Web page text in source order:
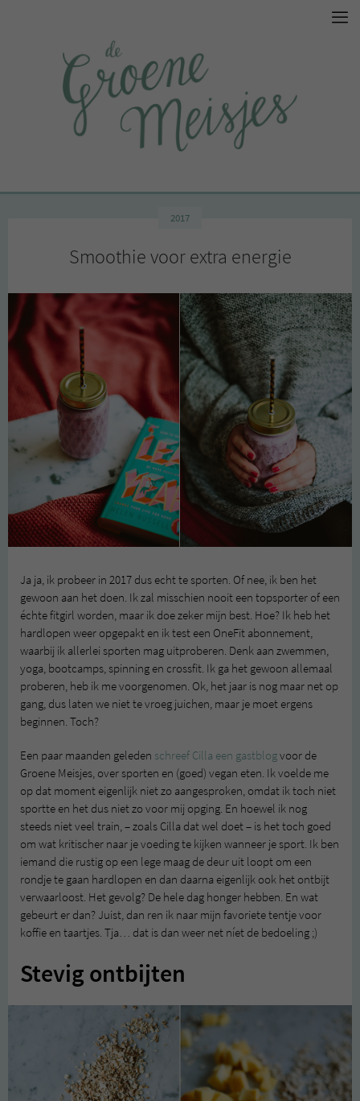
2017
Smoothie voor extra energie
Ja ja, ik probeer in 2017 dus echt te sporten. Of nee, ik ben het
gewoon aan het doen. Ik zal misschien nooit een topsporter of een
échte fitgirl worden, maar ik doe zeker mijn best. Hoe? Ik heb het
hardlopen weer opgepakt en ik test een OneFit abonnement,
waarbij ik allerlei sporten mag uitproberen. Denk aan zwemmen,
yoga, bootcamps, spinning en crossfit. Ik ga het gewoon allemaal
proberen, heb ik me voorgenomen. Ok, het jaar is nog maar net op
gang, dus laten we niet te vroeg juichen, maar je moet ergens
beginnen. Toch?
Een paar maanden geleden schreef Cilla een gastblogvoor de
Groene Meisjes, over sporten en (goed) vegan eten. Ik voelde me
op dat moment eigenlijk niet zo aangesproken, omdat ik toch niet
sportte en het dus niet zo voor mij opging. En hoewel ik nog
steeds niet veel train, – zoals Cilla dat wel doet – is het toch goed
om wat kritischer naar je voeding te kijken wanneer je sport. Ik ben
iemand die rustig op een lege maag de deur uit loopt om een
rondje te gaan hardlopen en dan daarna eigenlijk ook het ontbijt
verwaarloost. Het gevolg? De hele dag honger hebben. En wat
gebeurt er dan? Juist, dan ren ik naar mijn favoriete tentje voor
koffie en taartjes. Tja… dat is dan weer net níet de bedoeling ;)
Stevig ontbijten